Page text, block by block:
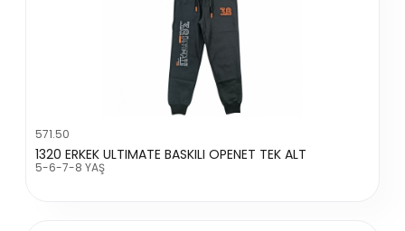
571.50
1320 ERKEK ULTIMATE BASKILI OPENET TEK ALT
5-6-7-8 YAŞ